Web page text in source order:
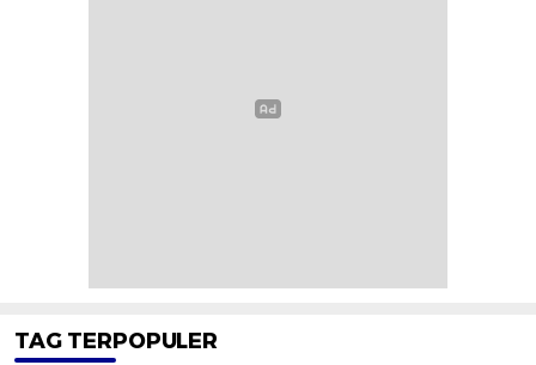
TAG TERPOPULER